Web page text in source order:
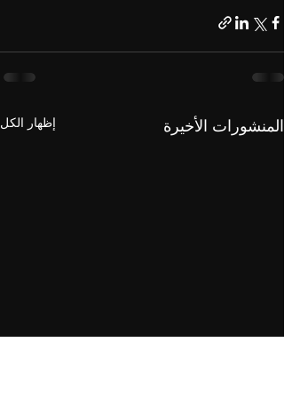
المنشورات الأخيرة إظهار الكل